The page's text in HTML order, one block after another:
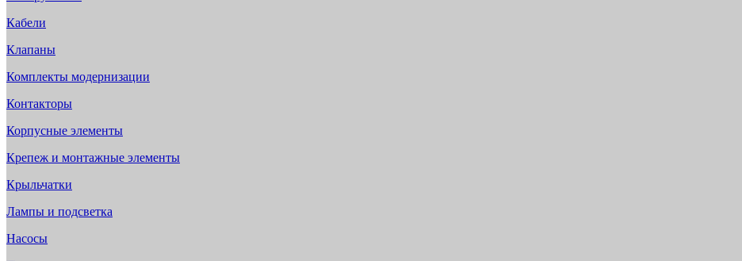
Кабели
Клапаны
Комплекты модернизации
Контакторы
Корпусные элементы
Крепеж и монтажные элементы
Крыльчатки
Лампы и подсветка
Насосы